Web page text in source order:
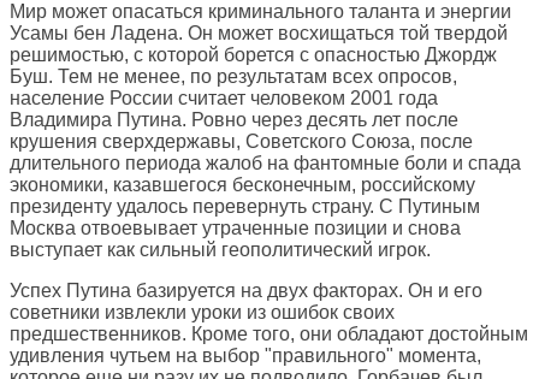
Мир может опасаться криминального таланта и энергии
Усамы бен Ладена. Он может восхищаться той твердой
решимостью, с которой борется с опасностью Джордж
Буш. Тем не менее, по результатам всех опросов,
население России считает человеком 2001 года
Владимира Путина. Ровно через десять лет после
крушения сверхдержавы, Советского Союза, после
длительного периода жалоб на фантомные боли и спада
экономики, казавшегося бесконечным, российскому
президенту удалось перевернуть страну. С Путиным
Москва отвоевывает утраченные позиции и снова
выступает как сильный геополитический игрок.
Успех Путина базируется на двух факторах. Он и его
советники извлекли уроки из ошибок своих
предшественников. Кроме того, они обладают достойным
удивления чутьем на выбор "правильного" момента,